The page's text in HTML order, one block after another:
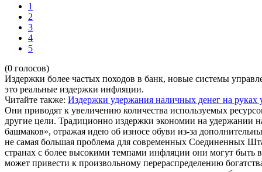
1
2
3
4
5
(0 голосов)
Издержки более частых походов в банк, новые системы
это реальные издержки инфляции.
Читайте также: Издержки удержания наличных денег на руках
Они приводят к увеличению количества используемых
другие цели. Традиционно издержки экономии на удержании
башмаков», отражая идею об износе обуви из-за
не самая большая проблема для современных Соединенных
странах с более высокими темпами инфляции они могут
может привести к произвольному перераспределению